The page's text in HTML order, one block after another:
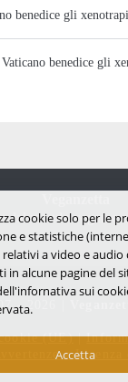
benedice gli
benedice gli
dal mondo vegan e
- 2026 |
(UE)|
Avvertenze e Licenza
cookie solo per le
e statistiche
a video e
in alcune pagine del
sui
Accetta